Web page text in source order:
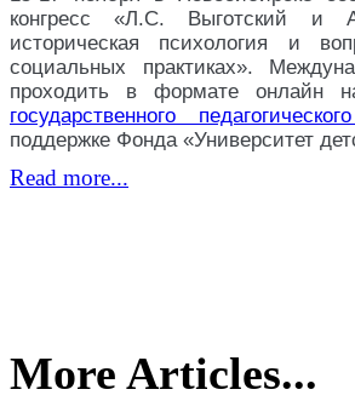
конгресс «Л.С. Выготский и
историческая психология и
социальных практиках».
проходить в формате онлайн
государственного
поддержке Фонда «Университет
Read more...
More Articles...